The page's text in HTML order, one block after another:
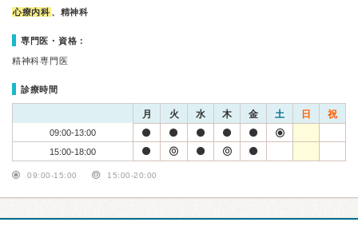
心療内科 、精神科
専門医・資格：
精神科専門医
診療時間
月 火 水 木 金 土 日 祝
09:00-13:00
15:00-18:00
09:00-15:00 15:00-20:00